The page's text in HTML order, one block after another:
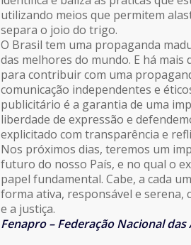
utilizando meios que permitem
separa o joio do trigo.
O Brasil tem uma propaganda
das melhores do mundo. E há mais
para contribuir com uma
comunicação independentes e
publicitário é a garantia de uma
liberdade de expressão e
explicitado com transparência e
Nos próximos dias, teremos um
futuro do nosso País, e no qual o
papel fundamental. Cabe, a cada
forma ativa, responsável e serena,
e a justiça.
Fenapro – Federação Nacional